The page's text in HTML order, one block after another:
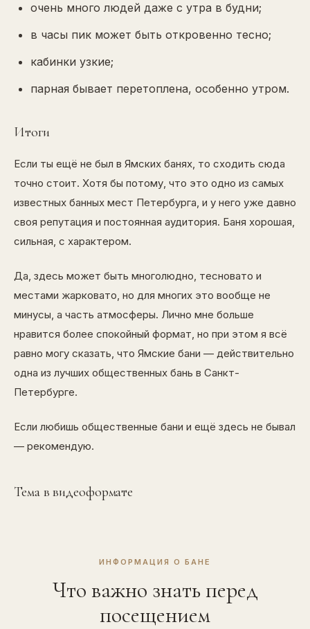
очень много людей даже с утра в будни;
в часы пик может быть откровенно тесно;
кабинки узкие;
парная бывает перетоплена, особенно утром.
Итоги
Если ты ещё не был в Ямских банях, то сходить сюда
точно стоит. Хотя бы потому, что это одно из самых
известных банных мест Петербурга, и у него уже давно
своя репутация и постоянная аудитория. Баня хорошая,
сильная, с характером.
Да, здесь может быть многолюдно, тесновато и
местами жарковато, но для многих это вообще не
минусы, а часть атмосферы. Лично мне больше
нравится более спокойный формат, но при этом я всё
равно могу сказать, что Ямские бани — действительно
одна из лучших общественных бань в Санкт-
Петербурге.
Если любишь общественные бани и ещё здесь не бывал
— рекомендую.
Тема в видеоформате
ИНФОРМАЦИЯ О БАНЕ
Что важно знать перед
посещением